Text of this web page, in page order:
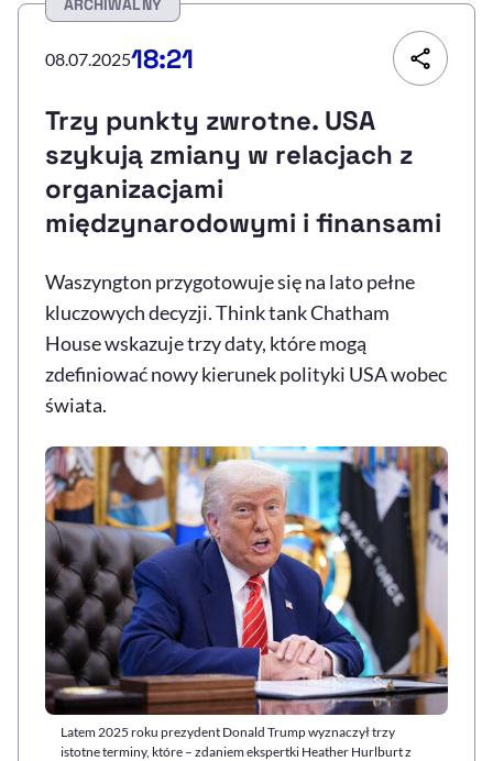
Sprawdź, jak i dlaczego zwiększamy dostępność, otwiera się w nowym
Deklaracja dostępności
ARCHIWALNY
08.07.202518:21
Trzy punkty zwrotne. USA
szykują zmiany w relacjach z
organizacjami
międzynarodowymi i finansami
Waszyngton przygotowuje się na lato pełne
kluczowych decyzji. Think tank Chatham
House wskazuje trzy daty, które mogą
zdefiniować nowy kierunek polityki USA wobec
świata.
Latem 2025 roku prezydent Donald Trump wyznaczył trzy
istotne terminy, które – zdaniem ekspertki Heather Hurlburt z